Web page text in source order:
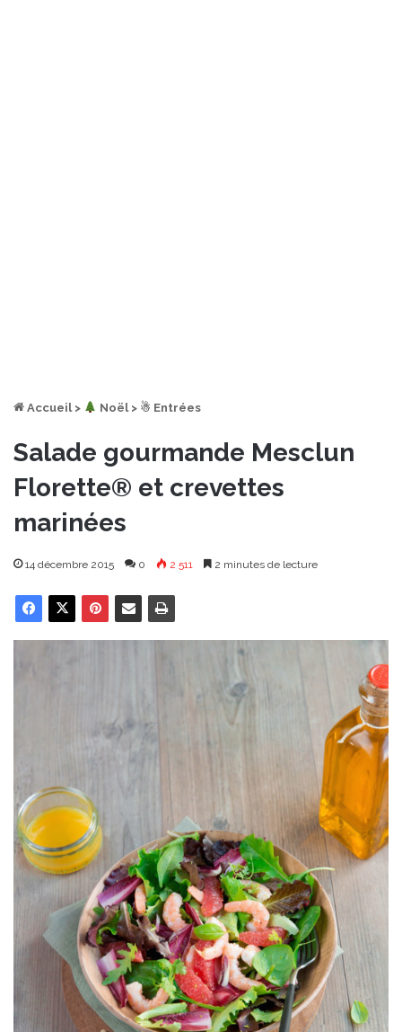
Accueil > ︎ Noël > ☃ Entrées
Salade gourmande Mesclun
Florette® et crevettes
marinées
14 décembre 2015 0 2 511 2 minutes de lecture